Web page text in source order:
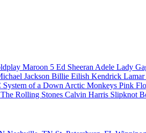
Maroon 5 Ed Sheeran Adele Lady
Jackson Billie Eilish Kendrick Lamar
System of a Down Arctic Monkeys Pink
The Rolling Stones Calvin Harris Slipknot